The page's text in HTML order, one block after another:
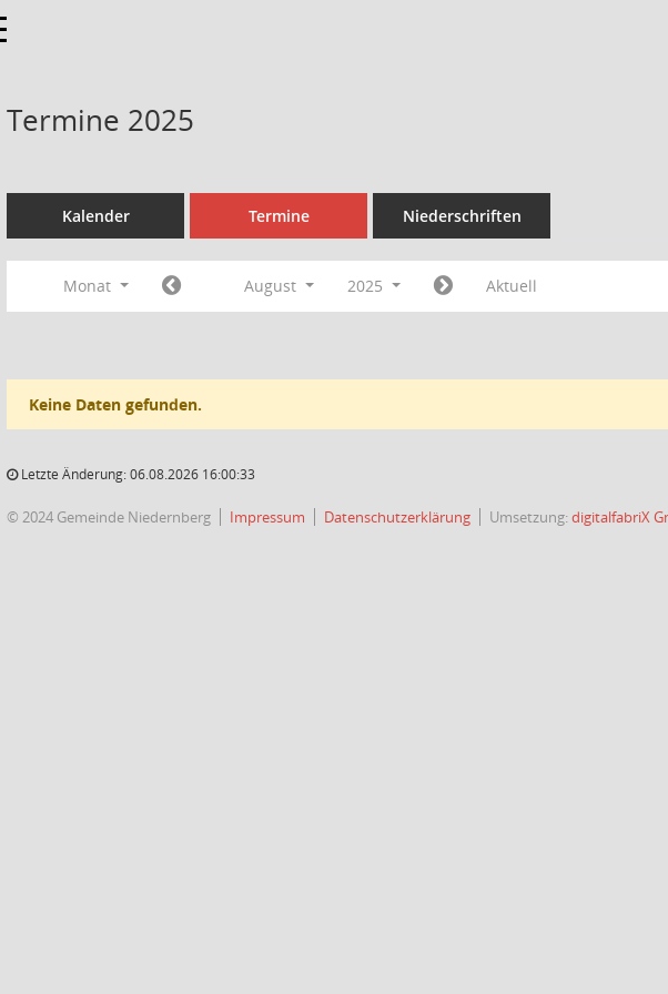
navigation
Termine 2025
Kalender Termine Niederschriften
Monat August 2025 Aktuell
Keine Daten gefunden.
Letzte Änderung: 06.08.2026 16:00:33
© 2024 Gemeinde Niedernberg Impressum Datenschutzerklärung Umsetzung:digitalfabriX